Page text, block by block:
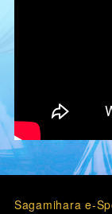
Sagamihara e-